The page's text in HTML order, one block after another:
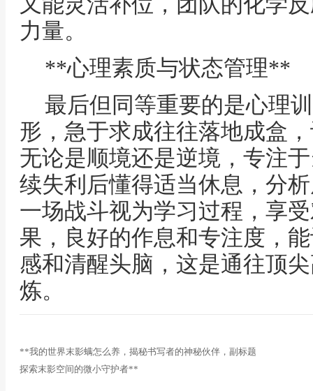
力量。
**心理素质与状态管理**
最后但同等重要的是心理
形，急于求成往往落地成盒
无论是顺境还是逆境，专注
续失利后懂得适当休息，分
一场战斗视为学习过程，享
果，良好的作息和专注度，
感和清醒头脑，这是通往顶
炼。
**我的世界末影螨怎么养，揭秘书写者的神秘伙伴，副标题
探索末影空间的微小守护者**